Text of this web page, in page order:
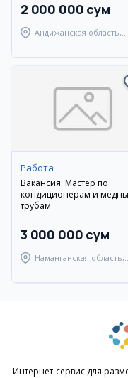
2 000 000 сум
Андижанская область,
Работа
Вакансия: Мастер по
кондиционерам и
трубам
3 000 000 сум
Наманганская область,
Интернет-сервис для